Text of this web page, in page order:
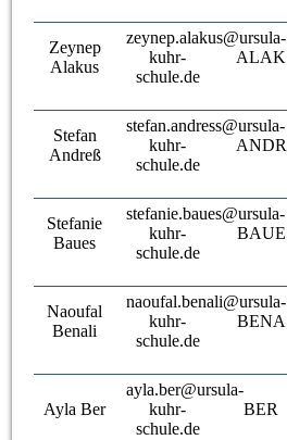
Zeynep
Alakus
zeynep.alakus@ursula-
kuhr-
schule.de
ALAK
Stefan
Andreß
stefan.andress@ursula-
kuhr-
schule.de
ANDR
Stefanie
Baues
stefanie.baues@ursula-
kuhr-
schule.de
BAUE
Naoufal
Benali
naoufal.benali@ursula-
kuhr-
schule.de
BENA
Ayla Ber
ayla.ber@ursula-
kuhr-
schule.de
BER